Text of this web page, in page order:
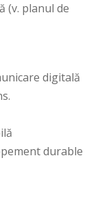
(v. planul de
digitală
durable